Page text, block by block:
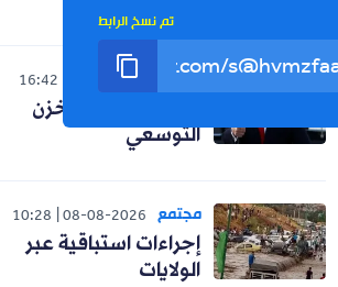
تم نسخ الرابط
العالم 07-08-2026
16:42
صدمة لنظام المخزن
التوسعي
مجتمع 08-08-2026
10:28
إجراءات استباقية عبر
الولايات